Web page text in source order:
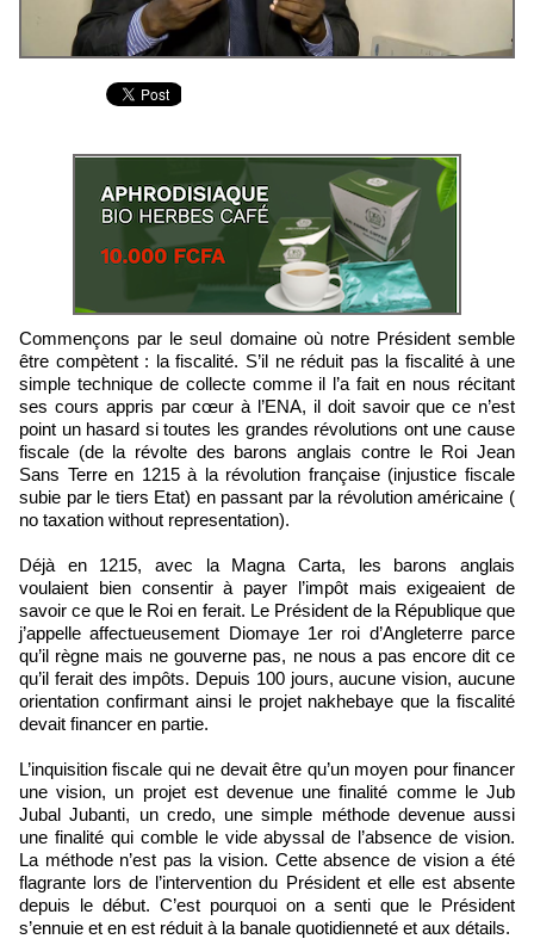
Commençons par le seul domaine où notre Président semble
être compètent : la fiscalité. S’il ne réduit pas la fiscalité à une
simple technique de collecte comme il l’a fait en nous récitant
ses cours appris par cœur à l’ENA, il doit savoir que ce n’est
point un hasard si toutes les grandes révolutions ont une cause
fiscale (de la révolte des barons anglais contre le Roi Jean
Sans Terre en 1215 à la révolution française (injustice fiscale
subie par le tiers Etat) en passant par la révolution américaine (
no taxation without representation).
Déjà en 1215, avec la Magna Carta, les barons anglais
voulaient bien consentir à payer l’impôt mais exigeaient de
savoir ce que le Roi en ferait. Le Président de la République que
j’appelle affectueusement Diomaye 1er roi d’Angleterre parce
qu’il règne mais ne gouverne pas, ne nous a pas encore dit ce
qu’il ferait des impôts. Depuis 100 jours, aucune vision, aucune
orientation confirmant ainsi le projet nakhebaye que la fiscalité
devait financer en partie.
L’inquisition fiscale qui ne devait être qu’un moyen pour financer
une vision, un projet est devenue une finalité comme le Jub
Jubal Jubanti, un credo, une simple méthode devenue aussi
une finalité qui comble le vide abyssal de l’absence de vision.
La méthode n’est pas la vision. Cette absence de vision a été
flagrante lors de l’intervention du Président et elle est absente
depuis le début. C’est pourquoi on a senti que le Président
s’ennuie et en est réduit à la banale quotidienneté et aux détails.